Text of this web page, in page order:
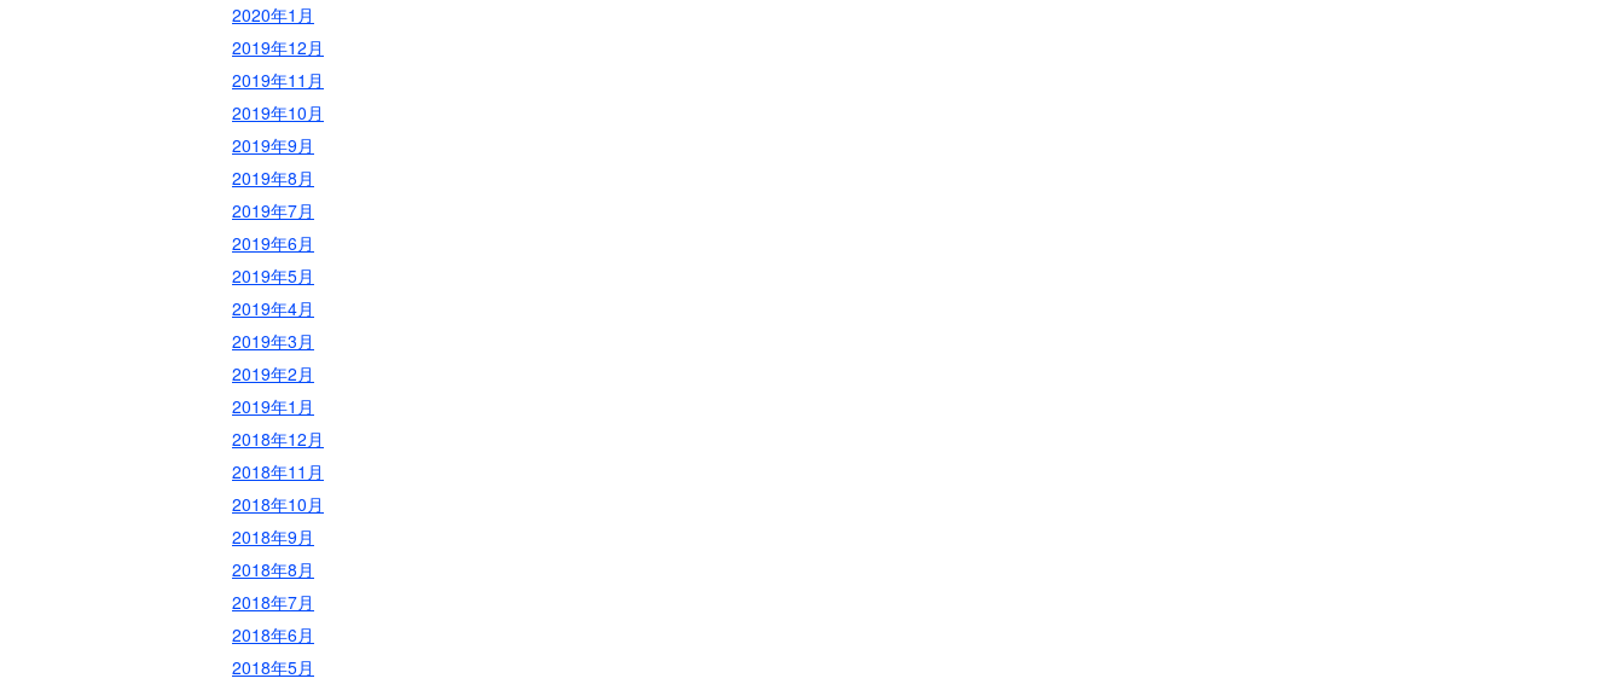
2020年1月
2019年12月
2019年11月
2019年10月
2019年9月
2019年8月
2019年7月
2019年6月
2019年5月
2019年4月
2019年3月
2019年2月
2019年1月
2018年12月
2018年11月
2018年10月
2018年9月
2018年8月
2018年7月
2018年6月
2018年5月